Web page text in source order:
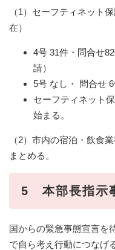
（1）セーフティネット
在）
4号 31件・問合せ
請）
5号 なし・ 問合せ
セーフティネット
始まる。
（2）市内の宿泊・飲食
まとめる。
5 本部長指示
国からの緊急事態宣言を
で自ら考え行動につなげ